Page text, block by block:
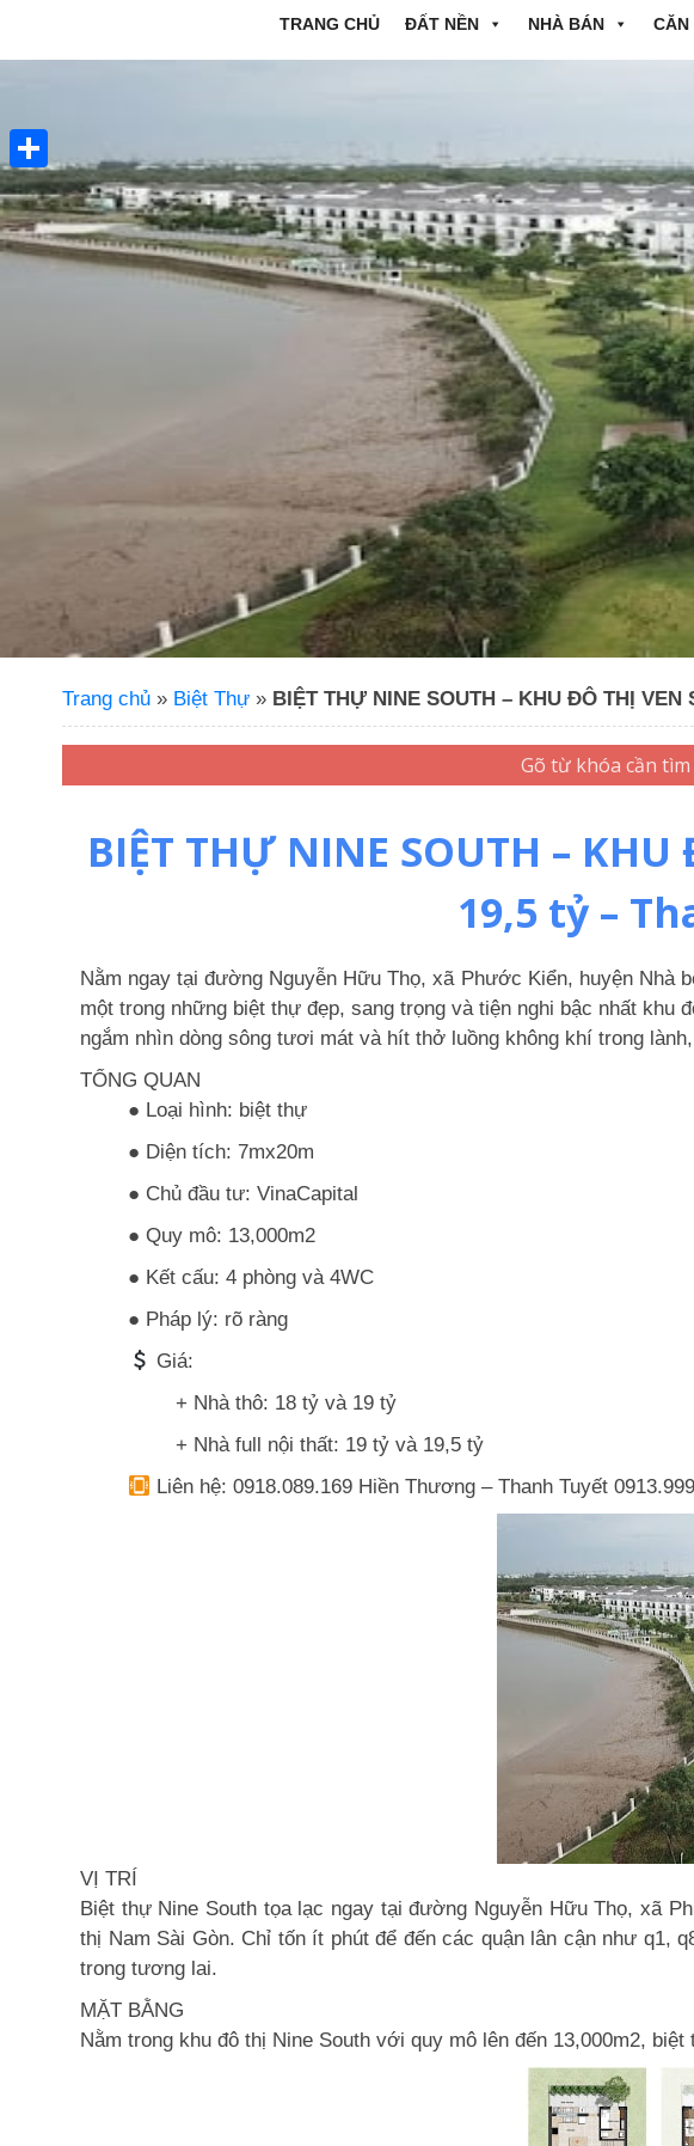
TRANG CHỦ ĐẤT NỀN NHÀ BÁN CĂN
Trang chủ » Biệt Thự » BIỆT THỰ NINE SOUTH – KHU ĐÔ THỊ
BIỆT THỰ NINE SOUTH –
19,5 tỷ –
Nằm ngay tại đường Nguyễn Hữu Thọ, xã Phước Kiển, huyện Nhà
một trong những biệt thự đẹp, sang trọng và tiện nghi bậc nhất
ngắm nhìn dòng sông tươi mát và hít thở luồng không khí trong
TỔNG QUAN
● Loại hình: biệt thự
● Diện tích: 7mx20m
● Chủ đầu tư: VinaCapital
● Quy mô: 13,000m2
● Kết cấu: 4 phòng và 4WC
● Pháp lý: rõ ràng
Giá:
+ Nhà thô: 18 tỷ và 19 tỷ
+ Nhà full nội thất: 19 tỷ và 19,5 tỷ
Liên hệ: 0918.089.169 Hiền Thương – Thanh Tuyết
VỊ TRÍ
Biệt thự Nine South tọa lạc ngay tại đường Nguyễn Hữu Thọ, xã
thị Nam Sài Gòn. Chỉ tốn ít phút để đến các quận lân cận như q1,
trong tương lai.
MẶT BẰNG
Nằm trong khu đô thị Nine South với quy mô lên đến 13,000m2,
Share